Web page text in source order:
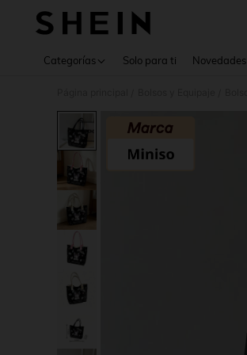
Categorías Solo para ti Novedades